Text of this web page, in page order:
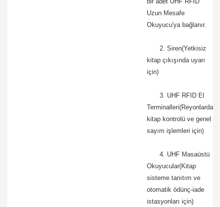
Uzun Mesafe
Okuyucu'ya bağlanır.
2. Siren(Yetkisiz
kitap çıkışında uyarı
için)
3. UHF RFID El
Terminalleri(Reyonlarda
kitap kontrolü ve genel
sayım işlemleri için)
4. UHF Masaüstü
Okuyucular(Kitap
sisteme tanıtım ve
otomatik ödünç-iade
istasyonları için)